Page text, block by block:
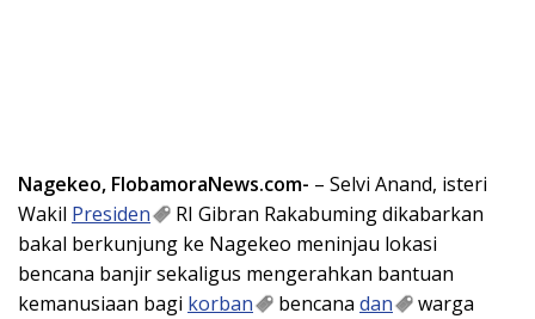
Nagekeo, FlobamoraNews.com- – Selvi Anand, isteri
Wakil Presiden
RI Gibran Rakabuming dikabarkan
bakal berkunjung ke Nagekeo meninjau lokasi
bencana banjir sekaligus mengerahkan bantuan
kemanusiaan bagi korban bencana dan
warga